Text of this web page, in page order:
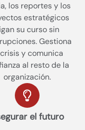
los reportes y los
estratégicos
su curso sin
Gestiona
y comunica
al resto de la
organización.
el futuro